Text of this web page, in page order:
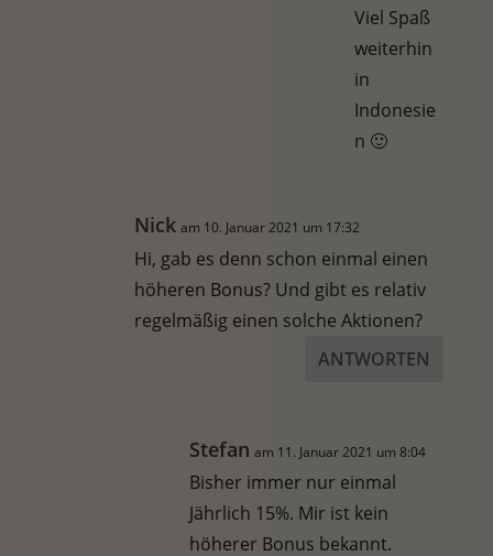
Viel Spaß
weiterhin
in
Indonesie
n 🙂
Nick am 10. Januar 2021 um 17:32
Hi, gab es denn schon einmal einen
höheren Bonus? Und gibt es relativ
regelmäßig einen solche Aktionen?
ANTWORTEN
Stefan am 11. Januar 2021 um 8:04
Bisher immer nur einmal
Jährlich 15%. Mir ist kein
höherer Bonus bekannt.